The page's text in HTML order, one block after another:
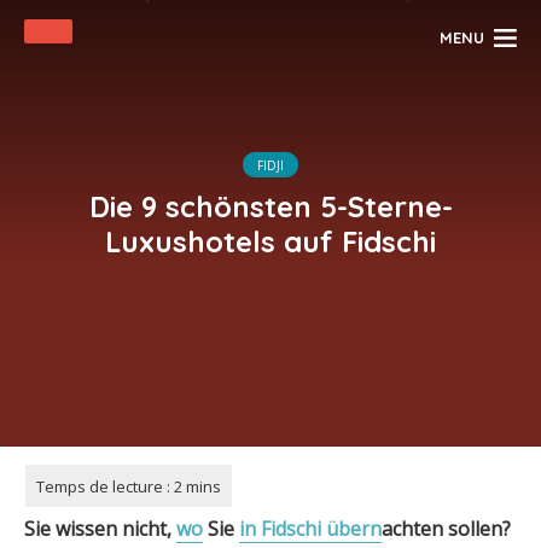
MENU
FIDJI
Die 9 schönsten 5-Sterne-
Luxushotels auf Fidschi
Sie wissen nicht,woSie in Fidschi übernachten sollen?